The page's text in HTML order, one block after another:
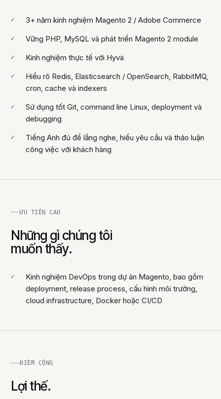
3+ năm kinh nghiệm Magento 2 / Adobe Commerce
Vững PHP, MySQL và phát triển Magento 2 module
Kinh nghiệm thực tế với Hyvä
Hiểu rõ Redis, Elasticsearch / OpenSearch, RabbitMQ,
cron, cache và indexers
Sử dụng tốt Git, command line Linux, deployment và
debugging
Tiếng Anh đủ để lắng nghe, hiểu yêu cầu và thảo luận
công việc với khách hàng
ƯU TIÊN CAO
Những gì chúng tôi
muốn thấy.
Kinh nghiệm DevOps trong dự án Magento, bao gồm
deployment, release process, cấu hình môi trường,
cloud infrastructure, Docker hoặc CI/CD
ĐIỂM CỘNG
Lợi thế.